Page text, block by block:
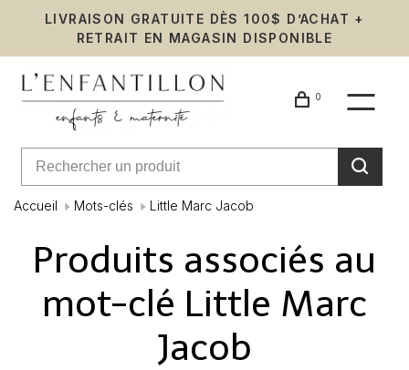
LIVRAISON GRATUITE DÈS 100$ D’ACHAT +
RETRAIT EN MAGASIN DISPONIBLE
0
Accueil Mots-clés Little Marc Jacob
Produits associés au
mot-clé Little Marc
Jacob